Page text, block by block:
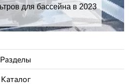
для бассейна в 2023
Разделы
Каталог